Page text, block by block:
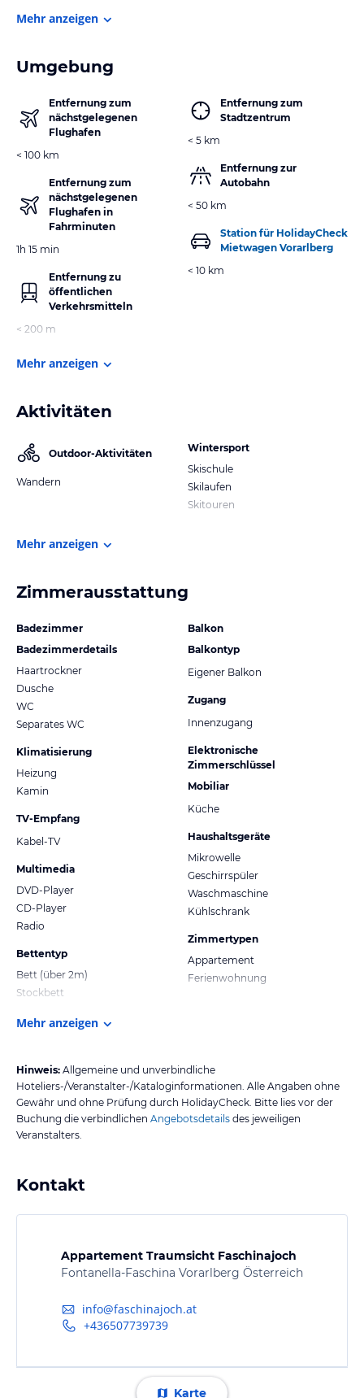
Mehr anzeigen
Umgebung
Entfernung zum
nächstgelegenen
Flughafen
< 100 km
Entfernung zum
nächstgelegenen
Flughafen in
Fahrminuten
1h 15 min
Entfernung zu
öffentlichen
Verkehrsmitteln
< 200 m
Entfernung zum
Stadtzentrum
< 5 km
Entfernung zur
Autobahn
< 50 km
Station für HolidayCheck
Mietwagen Vorarlberg
< 10 km
Mehr anzeigen
Aktivitäten
Outdoor-Aktivitäten
Wandern
Wintersport
Skischule
Skilaufen
Skitouren
Mehr anzeigen
Zimmerausstattung
Badezimmer
Badezimmerdetails
Haartrockner
Dusche
WC
Separates WC
Klimatisierung
Heizung
Kamin
TV-Empfang
Kabel-TV
Multimedia
DVD-Player
CD-Player
Radio
Bettentyp
Bett (über 2m)
Stockbett
Balkon
Balkontyp
Eigener Balkon
Zugang
Innenzugang
Elektronische
Zimmerschlüssel
Mobiliar
Küche
Haushaltsgeräte
Mikrowelle
Geschirrspüler
Waschmaschine
Kühlschrank
Zimmertypen
Appartement
Ferienwohnung
Mehr anzeigen
Hinweis: Allgemeine und unverbindliche
Hoteliers-/Veranstalter-/Kataloginformationen. Alle Angaben ohne
Gewähr und ohne Prüfung durch HolidayCheck. Bitte lies vor der
Buchung die verbindlichen Angebotsdetails des jeweiligen
Veranstalters.
Kontakt
Appartement Traumsicht Faschinajoch
Fontanella-Faschina Vorarlberg Österreich
info@faschinajoch.at
+436507739739
Karte